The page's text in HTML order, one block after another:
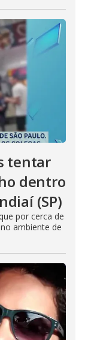
tentar
dentro
(SP)
por cerca de
ambiente de